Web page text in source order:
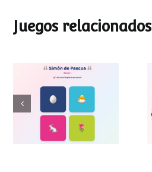
Juegos relacionados
Simon de Pascua